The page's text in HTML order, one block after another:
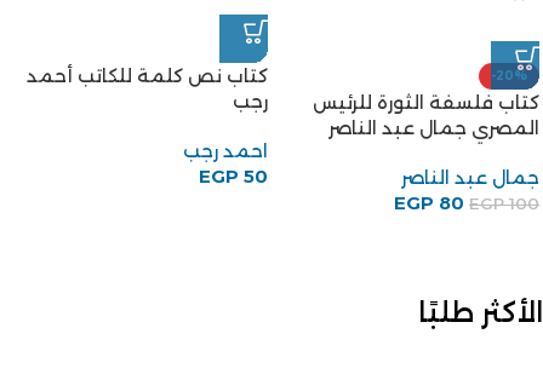
-20%
كتاب فلسفة الثورة للرئيس
المصري جمال عبد الناصر
جمال عبد الناصر
EGP100
EGP 80
كتاب نص كلمة للكاتب أحمد
رجب
احمد رجب
EGP 50
الأكثر طلبًا